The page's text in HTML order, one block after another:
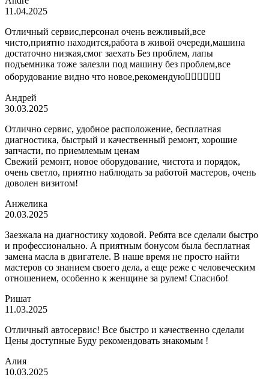
11.04.2025
Отличный сервис,персонал очень вежливый,все
чисто,приятно находится,работа в живой очереди,машина
достаточно низкая,смог заехать Без проблем, лапы
подъемника тоже залезли под машину без проблем,все
оборудование видно что новое,рекомендую👍🏼👍🏼👍🏼
Андрей
30.03.2025
Отлично сервис, удобное расположение, бесплатная
диагностика, быстрый и качественный ремонт, хорошие
запчасти, по приемлемым ценам
Свежий ремонт, новое оборудование, чистота и порядок,
очень светло, приятно наблюдать за работой мастеров, очень
доволен визитом!
Анжелика
20.03.2025
Заезжала на диагностику ходовой. Ребята все сделали быстро
и профессионально. А приятным бонусом была бесплатная
замена масла в двигателе. В наше время не просто найти
мастеров со знанием своего дела, а еще реже с человеческим
отношением, особенно к женщине за рулем! Спасибо!
Ришат
11.03.2025
Отличный автосервис! Все быстро и качественно сделали
Цены доступные Буду рекомендовать знакомым !
Алия
10.03.2025